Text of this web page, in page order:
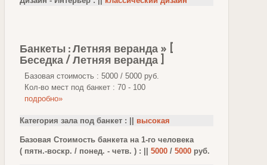
Банкеты : Летняя веранда » [
Беседка / Летняя веранда ]
Базовая стоимость : 5000 / 5000 руб.
Кол-во мест под банкет : 70 - 100
подробно»
Категория зала под банкет : || высокая
Базовая Стоимость банкета на 1-го человека
( пятн.-воскр. / понед. - четв. ) : || 5000 / 5000 руб.